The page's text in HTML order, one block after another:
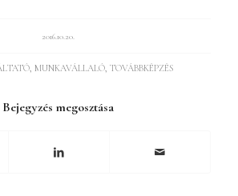
2016.10.20.
,MUNKAVÁLLALÓ,TOVÁBBKÉPZÉS
Bejegyzés megosztása